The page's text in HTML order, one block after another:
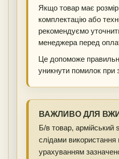
Якщо товар має
комплектацію або
рекомендуємо
менеджера перед
Це допоможе
уникнути помилок при
ВАЖЛИВО ДЛЯ
Б/в товар, армійський
слідами
урахуванням